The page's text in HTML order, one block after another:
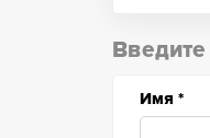
Имя *